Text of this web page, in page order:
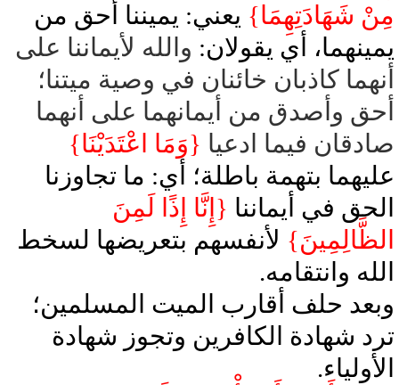
مِنْ شَهَادَتِهِمَا} يعني: يميننا أحق من
يمينهما، أي يقولان: والله لأيماننا على
أنهما كاذبان خائنان في وصية ميتنا؛
أحق وأصدق من أيمانهما على أنهما
صادقان فيما ادعيا {وَمَا اعْتَدَيْنَا}
عليهما بتهمة باطلة؛ أي: ما تجاوزنا
الحق في أيماننا {إِنَّا إِذًا لَمِنَ
الظَّالِمِينَ} لأنفسهم بتعريضها لسخط
الله وانتقامه.
وبعد حلف أقارب الميت المسلمين؛
ترد شهادة الكافرين وتجوز شهادة
الأولياء.